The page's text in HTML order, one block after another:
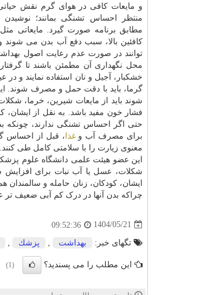
و مایعات کافی در هوای گرم نقش حیاتی
منتظر احساس تشنگی بمانند؛
مطابق برنامه صورت گیرد. مایعاتی
کافئین بالا، سبب دفع آب بدن می شوند
توانند در صورت عدم رعایت اصول
محل نگهداری آن مطمئن باشند تا
خشکبار، آجیل و نان استفاده نمایند و در
گرما، باید با دقت حمل و مصرف شوند.
شوند باید از مایعات شیرین، خرما،
فشار خون مفید باشد. به نقل از ایشان،
حتی اگر احساس تشنگی ندارند، چونکه
برای مصرف آب وغذا ، قبل از احساس
معنوی زیارت را با سلامتی کامل طی کنند.
این عضو هیئت علمی دانشگاه علوم
شکلات، عسل یا آب نبات برای افزایش
ایشان، کودکان، زنان حامله و
چراکه بدن آنها در درک کم آبی ضعیف
1404/05/21
09:52:36
تگهای خبر: بهداشت , پزشك ,
این مطلب را می پسندید؟ (1)